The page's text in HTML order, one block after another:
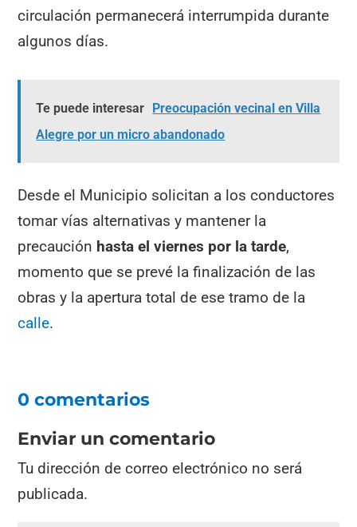
circulación permanecerá interrumpida durante
algunos días.
Te puede interesar
Preocupación vecinal en Villa
Alegre por un micro abandonado
Desde el Municipio solicitan a los conductores
tomar vías alternativas y mantener la
precaución hasta el viernes por la tarde,
momento que se prevé la finalización de las
obras y la apertura total de ese tramo de la
calle.
0 comentarios
Enviar un comentario
Tu dirección de correo electrónico no será
publicada.